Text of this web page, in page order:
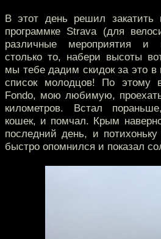
В этот день решил закатить
программке Strava (для
различные мероприятия и
столько то, набери высоты
мы тебе дадим скидок за это
список молодцов! По этому
Fondo, мою любимую,
километров. Встал
кошек, и помчал. Крым
последний день, и
быстро опомнился и показал